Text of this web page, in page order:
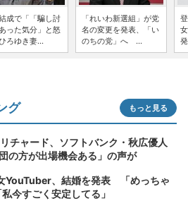
成で「「騙し討
った気分」と怒
ろゆき妻...
「れいわ新選組」が党
名の変更を発表、「い
のちの党」へ ...
グ もっと見る
チャード、ソフトバンク・秋広優人
の方が出場機会ある」の声が
YouTuber、結婚を発表 「めっちゃ
今すごく安定してる」